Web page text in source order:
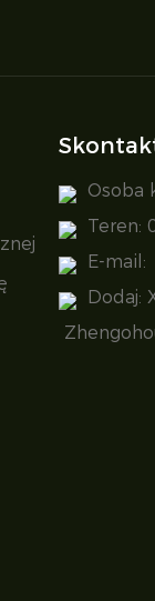
Osoba
Teren:
E-mail:
Dodaj: